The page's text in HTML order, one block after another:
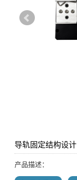
导轨固定结构设计
产品描述：